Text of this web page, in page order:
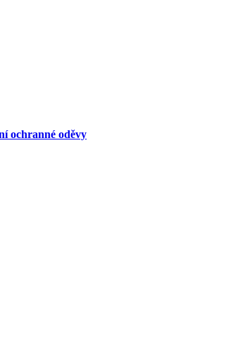
ochranné oděvy